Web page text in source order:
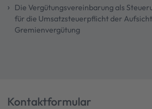
Die Vergütungsvereinbarung als
für die Umsatzsteuerpflicht der
Gremienvergütung
Kontaktformular